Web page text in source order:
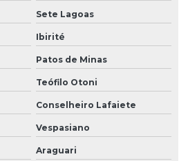
Sete Lagoas
Ibirité
Patos de Minas
Teófilo Otoni
Conselheiro Lafaiete
Vespasiano
Araguari